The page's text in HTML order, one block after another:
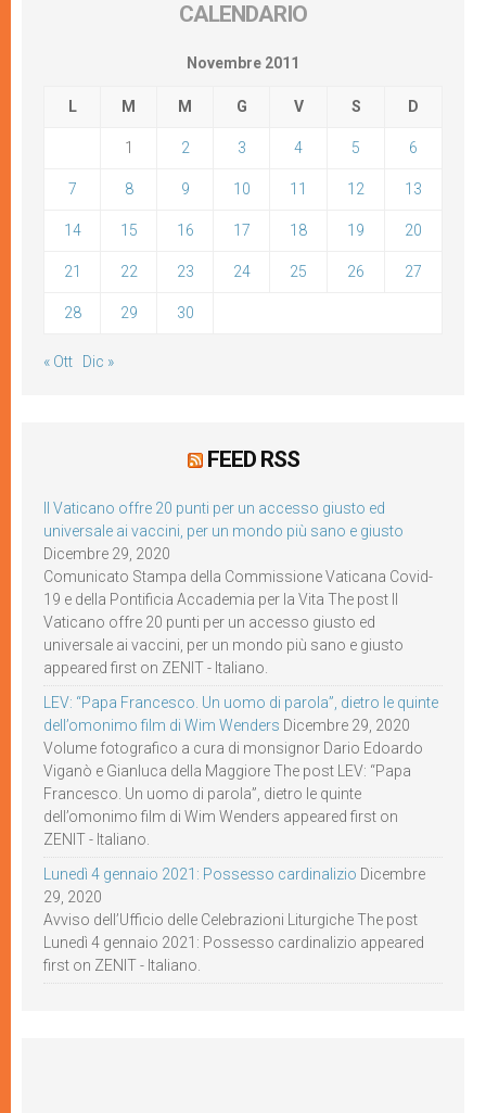
CALENDARIO
Novembre 2011
L M M G V S D
1 2 3 4 5 6
7 8 9 10 11 12 13
14 15 16 17 18 19 20
21 22 23 24 25 26 27
28 29 30
« Ott Dic »
FEED RSS
Il Vaticano offre 20 punti per un accesso giusto ed
universale ai vaccini, per un mondo più sano e giusto
Dicembre 29, 2020
Comunicato Stampa della Commissione Vaticana Covid-
19 e della Pontificia Accademia per la Vita The post Il
Vaticano offre 20 punti per un accesso giusto ed
universale ai vaccini, per un mondo più sano e giusto
appeared first on ZENIT - Italiano.
LEV: “Papa Francesco. Un uomo di parola”, dietro le quinte
dell’omonimo film di Wim Wenders Dicembre 29, 2020
Volume fotografico a cura di monsignor Dario Edoardo
Viganò e Gianluca della Maggiore The post LEV: “Papa
Francesco. Un uomo di parola”, dietro le quinte
dell’omonimo film di Wim Wenders appeared first on
ZENIT - Italiano.
Lunedì 4 gennaio 2021: Possesso cardinalizio Dicembre
29, 2020
Avviso dell’Ufficio delle Celebrazioni Liturgiche The post
Lunedì 4 gennaio 2021: Possesso cardinalizio appeared
first on ZENIT - Italiano.